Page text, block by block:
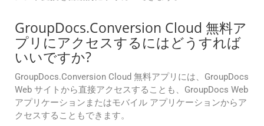
GroupDocs.Conversion Cloud 無料ア
プリにアクセスするにはどうすれば
いいですか?
GroupDocs.Conversion Cloud 無料アプリには、GroupDocs
Web サイトから直接アクセスすることも、GroupDocs Web
アプリケーションまたはモバイル アプリケーションからア
クセスすることもできます。